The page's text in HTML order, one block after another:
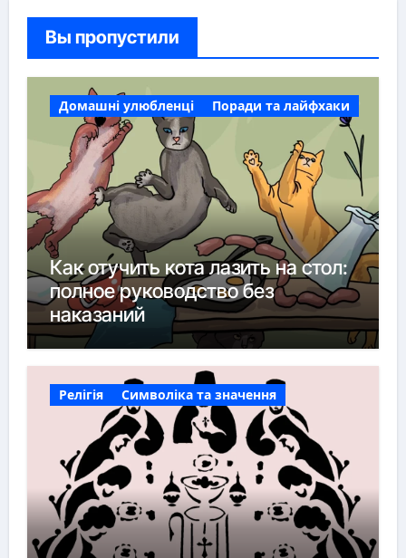
Вы пропустили
Домашні улюбленці Поради та лайфхаки
Как отучить кота лазить на стол:
полное руководство без
наказаний
Релігія Символіка та значення